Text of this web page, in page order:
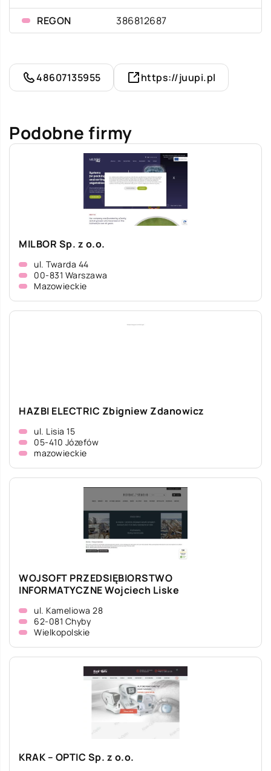
REGON
386812687
48607135955 https://juupi.pl
Podobne firmy
MILBOR Sp. z o.o.
ul. Twarda 44
00-831 Warszawa
Mazowieckie
HAZBI ELECTRIC Zbigniew Zdanowicz
ul. Lisia 15
05-410 Józefów
mazowieckie
WOJSOFT PRZEDSIĘBIORSTWO
INFORMATYCZNE Wojciech Liske
ul. Kameliowa 28
62-081 Chyby
Wielkopolskie
KRAK – OPTIC Sp. z o.o.